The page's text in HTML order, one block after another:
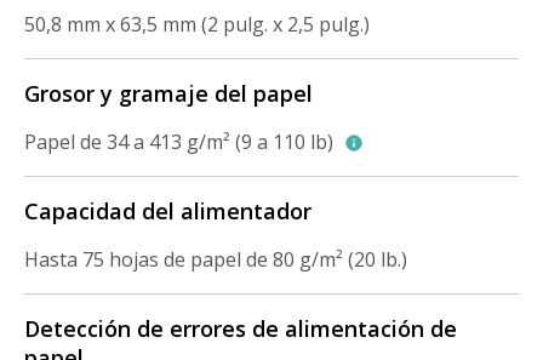
50,8 mm x 63,5 mm (2 pulg. x 2,5 pulg.)
Grosor y gramaje del papel
Papel de 34 a 413 g/m² (9 a 110 lb)
Capacidad del alimentador
Hasta 75 hojas de papel de 80 g/m² (20 lb.)
Detección de errores de alimentación de